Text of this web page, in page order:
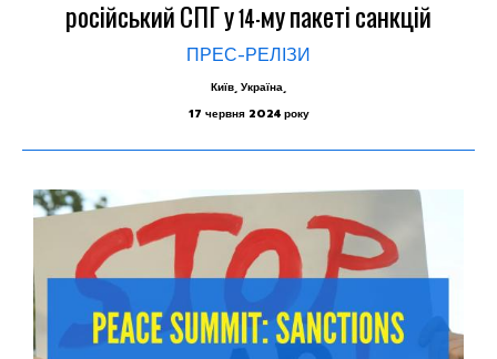
російський СПГ у 14-му пакеті санкцій
ПРЕС-РЕЛІЗИ
Київ, Україна,
17 червня 2024 року